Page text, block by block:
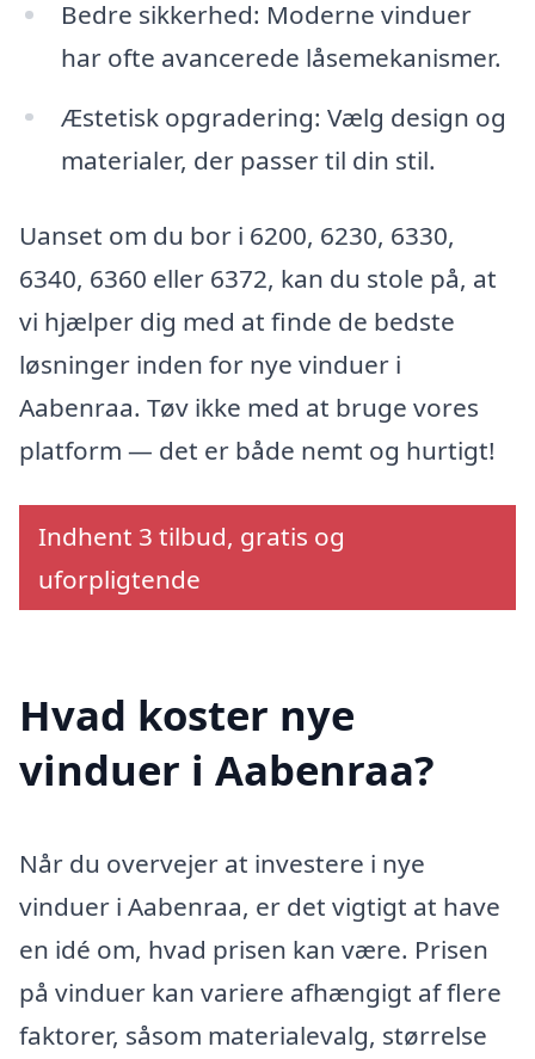
Bedre sikkerhed: Moderne vinduer
har ofte avancerede låsemekanismer.
Æstetisk opgradering: Vælg design og
materialer, der passer til din stil.
Uanset om du bor i 6200, 6230, 6330,
6340, 6360 eller 6372, kan du stole på, at
vi hjælper dig med at finde de bedste
løsninger inden for nye vinduer i
Aabenraa. Tøv ikke med at bruge vores
platform — det er både nemt og hurtigt!
Indhent 3 tilbud, gratis og
uforpligtende
Hvad koster nye
vinduer i Aabenraa?
Når du overvejer at investere i nye
vinduer i Aabenraa, er det vigtigt at have
en idé om, hvad prisen kan være. Prisen
på vinduer kan variere afhængigt af flere
faktorer, såsom materialevalg, størrelse